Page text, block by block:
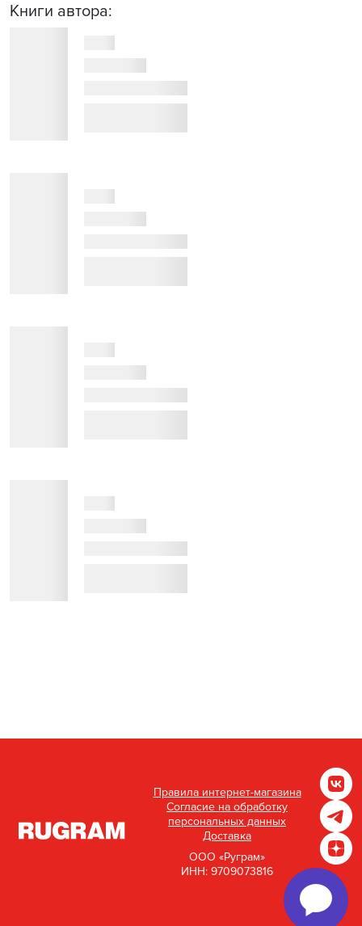
Книги автора:
Правила интернет-магазина
Согласие на обработку
персональных данных
Доставка
ООО «Руграм»
ИНН: 9709073816